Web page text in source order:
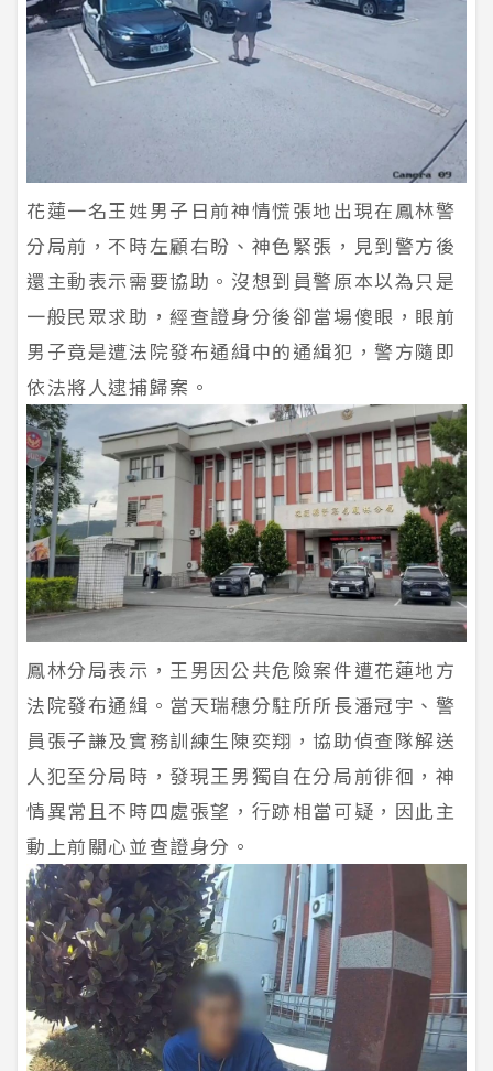
花蓮一名王姓男子日前神情慌張地出現在鳳林警
分局前，不時左顧右盼、神色緊張，見到警方後
還主動表示需要協助。沒想到員警原本以為只是
一般民眾求助，經查證身分後卻當場傻眼，眼前
男子竟是遭法院發布通緝中的通緝犯，警方隨即
依法將人逮捕歸案。
鳳林分局表示，王男因公共危險案件遭花蓮地方
法院發布通緝。當天瑞穗分駐所所長潘冠宇、警
員張子謙及實務訓練生陳奕翔，協助偵查隊解送
人犯至分局時，發現王男獨自在分局前徘徊，神
情異常且不時四處張望，行跡相當可疑，因此主
動上前關心並查證身分。